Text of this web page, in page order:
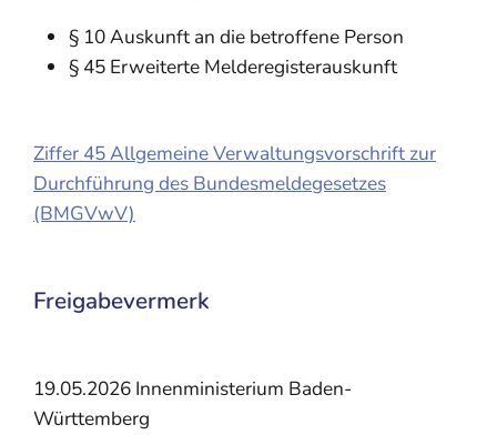
§ 10 Auskunft an die betroffene Person
§ 45 Erweiterte Melderegisterauskunft
Ziffer 45 Allgemeine Verwaltungsvorschrift zur
Durchführung des Bundesmeldegesetzes
(BMGVwV)
Freigabevermerk
19.05.2026 Innenministerium Baden-
Württemberg